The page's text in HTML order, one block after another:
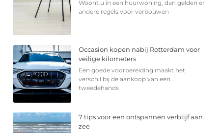
Woont u in een huurwoning, dan gelden er
andere regels voor verbouwen
Occasion kopen nabij Rotterdam voor
veilige kilometers
Een goede voorbereiding maakt het
verschil bij de aankoop van een
tweedehands
7 tips voor een ontspannen verblijf aan
zee